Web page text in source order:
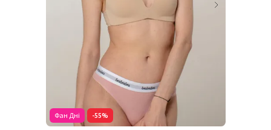
Фан Дні -55%